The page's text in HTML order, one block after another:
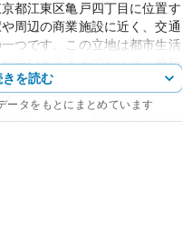
都江東区亀戸四丁目に位置す
周辺の商業施設に近く、交通
つです。この立地は都市生活
高いと言えるでしょう。外観
が施され、住む方々にスタイ
す。
きを読む
ータをもとにまとめています